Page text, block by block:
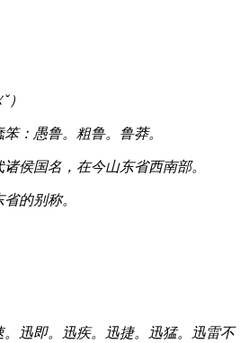
）
笨：愚鲁。粗鲁。鲁莽。
诸侯国名，在今山东省西南部。
的别称。
。迅即。迅疾。迅捷。迅猛。迅雷不